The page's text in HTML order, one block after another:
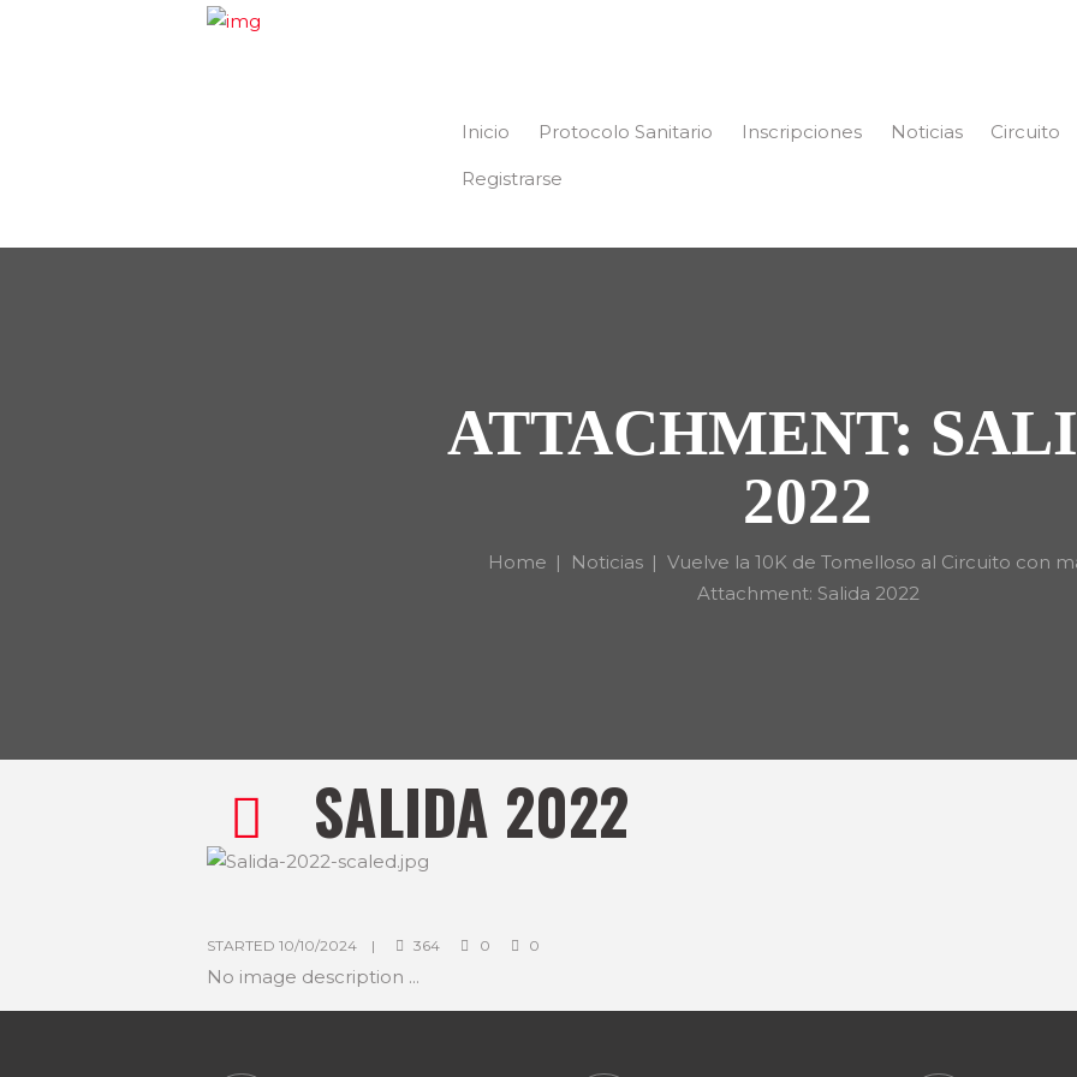
Inicio Protocolo Sanitario Inscripciones Noticias Circuito
Registrarse
ATTACHMENT:
2022
Home Noticias
Vuelve la 10K de Tomelloso al Circuito con
Attachment: Salida 2022
SALIDA 2022
STARTED 10/10/2024 364 0 0
No image description ...